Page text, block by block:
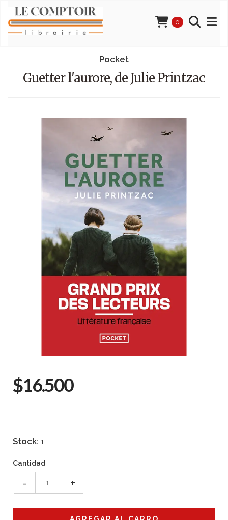
0
Pocket
Guetter l'aurore, de Julie Printzac
$16.500
Stock: 1
Cantidad
- +